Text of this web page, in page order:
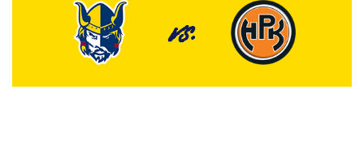
VS.